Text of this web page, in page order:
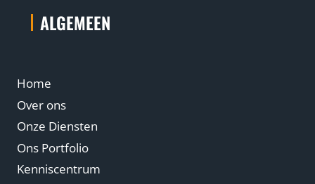
ALGEMEEN
Home
Over ons
Onze Diensten
Ons Portfolio
Kenniscentrum